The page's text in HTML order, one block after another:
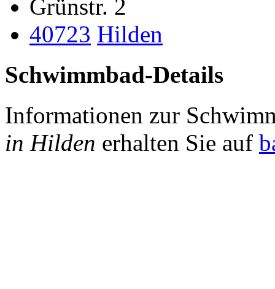
Grünstr. 2
40723 Hilden
Schwimmbad-Details
Informationen zur
in Hilden erhalten Sie auf